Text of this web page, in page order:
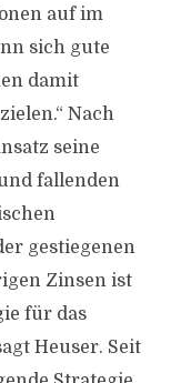
auf im
sich gute
damit
Nach
seine
fallenden
gestiegenen
Zinsen ist
für das
Heuser. Seit